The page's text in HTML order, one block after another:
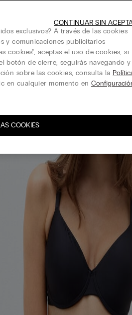
exclusivos? A través de las cookies
y comunicaciones publicitarios
cookies", aceptas el uso de cookies; si
botón de cierre, seguirás navegando y
sobre las cookies, consulta la
en cualquier momento en
COOKIES
CONTINUAR SIN